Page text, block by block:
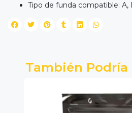
Tipo de funda compatible: A,
También